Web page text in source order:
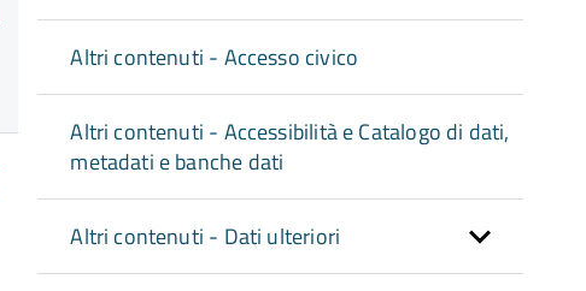
Altri contenuti - Accesso civico
Altri contenuti - Accessibilità e Catalogo di dati,
metadati e banche dati
Altri contenuti - Dati ulteriori